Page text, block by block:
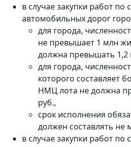
в случае закупки работ
автомобильных дорог
для города,
не превышает 1 млн
должна превышать 1,2
для города,
которого составляет
НМЦ лота не должна
руб.,
срок исполнения
должен составлять не
в случае закупки работ